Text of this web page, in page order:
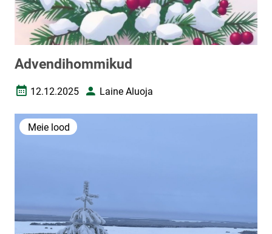
Advendihommikud
Loomise kuupäev
12.12.2025 AutorLaine Aluoja
Meie lood